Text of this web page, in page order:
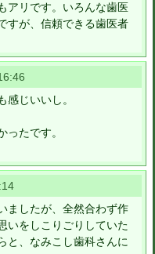
アリです。いろんな歯医
すが、信頼できる歯医者
じいいし。
たです。
ましたが、全然合わず作
いをしこりごりしていた
と、なみこし歯科さんに